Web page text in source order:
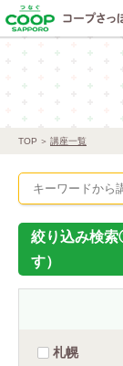
TOP 講座一覧
絞り込み検
す）
札幌